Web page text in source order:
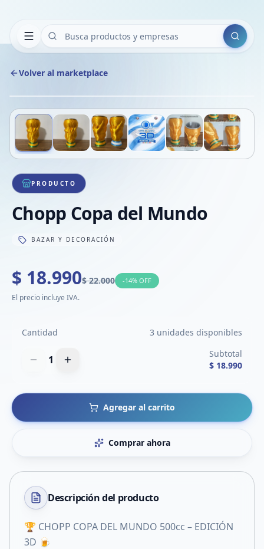
Buscar
Volver al marketplace
VER
1/6
PRODUCTO
Chopp Copa del Mundo
BAZAR Y DECORACIÓN
$ 18.990$ 22.000 -14% OFF
El precio incluye IVA.
Cantidad 3 unidades disponibles
1
Subtotal
$ 18.990
Agregar al carrito
Comprar ahora
Descripción del producto
🏆 CHOPP COPA DEL MUNDO 500cc – EDICIÓN
3D 🍺